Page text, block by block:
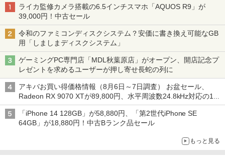
ライカ監修カメラ搭載の6.5インチスマホ「AQUOS R9」が
39,000円！中古セール
令和のファミコンディスクシステム？安価に書き換え可能なGB
用「しましまディスクシステム」
ゲーミングPC専門店「MDL秋葉原店」がオープン、開店記念プ
レゼントを求めるユーザーが押し寄せ長蛇の列に
アキバお買い得価格情報（8月6日～7日調査） お盆セール、
Radeon RX 9070 XTが89,800円、水平周波数24.8kHz対応の17
型モニターが9,801円、暑さ指数連動セール ほか
「iPhone 14 128GB」が58,880円、「第2世代iPhone SE
64GB」が18,880円！中古Bランク品セール
もっと見る